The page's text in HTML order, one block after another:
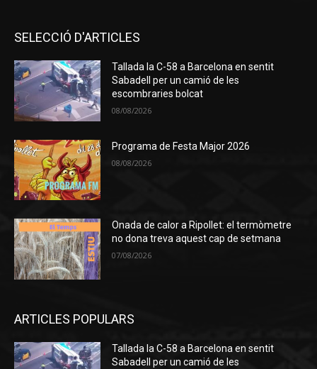
SELECCIÓ D'ARTICLES
Tallada la C-58 a Barcelona en sentit
Sabadell per un camió de les
escombraries bolcat
08/08/2026
Programa de Festa Major 2026
08/08/2026
Onada de calor a Ripollet: el termòmetre
no dona treva aquest cap de setmana
07/08/2026
ARTICLES POPULARS
Tallada la C-58 a Barcelona en sentit
Sabadell per un camió de les